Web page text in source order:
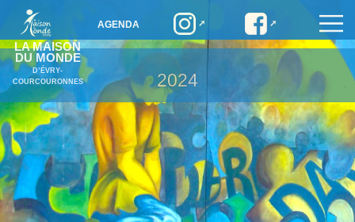
LA MAISON
DU MONDE
D’ÉVRY-
COURCOURONNES
AGENDA
2024